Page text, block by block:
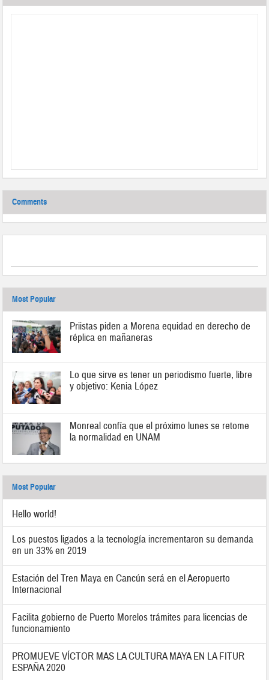
Comments
Most Popular
Priistas piden a Morena equidad en derecho de
réplica en mañaneras
Lo que sirve es tener un periodismo fuerte, libre
y objetivo: Kenia López
Monreal confía que el próximo lunes se retome
la normalidad en UNAM
Most Popular
Hello world!
Los puestos ligados a la tecnología incrementaron su demanda
en un 33% en 2019
Estación del Tren Maya en Cancún será en el Aeropuerto
Internacional
Facilita gobierno de Puerto Morelos trámites para licencias de
funcionamiento
PROMUEVE VÍCTOR MAS LA CULTURA MAYA EN LA FITUR
ESPAÑA 2020